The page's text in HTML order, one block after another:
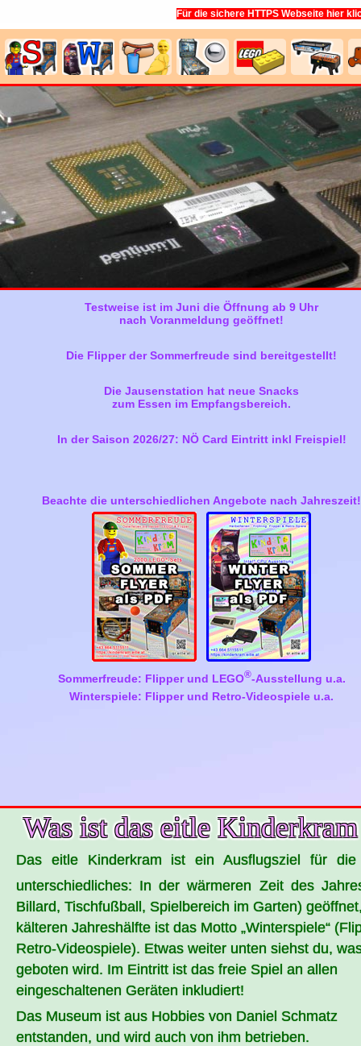
Für die sichere HTTPS Webseite hier
Testweise ist im Juni die Öffnung ab 9 Uhr
nach Voranmeldung geöffnet!
Die Flipper der Sommerfreude sind bereitgestellt!
Die Jausenstation hat neue Snacks
zum Essen im Empfangsbereich.
In der Saison 2026/27: NÖ Card Eintritt inkl Freispiel!
Beachte die unterschiedlichen Angebote nach Jahreszeit!
Sommerfreude: Flipper und LEGO®-Ausstellung u.a.
Winterspiele: Flipper und Retro-Videospiele u.a.
Was ist das eitle
Das eitle Kinderkram ist ein Ausflugsziel für
unterschiedliches: In der wärmeren Zeit des
Billard, Tischfußball, Spielbereich im Garten)
kälteren Jahreshälfte ist das Motto „Winterspiele“
Retro-Videospiele). Etwas weiter unten siehst du,
geboten wird. Im Eintritt ist das freie Spiel an allen
eingeschaltenen Geräten inkludiert!
Das Museum ist aus Hobbies von Daniel Schmatz
entstanden, und wird auch von ihm betrieben.